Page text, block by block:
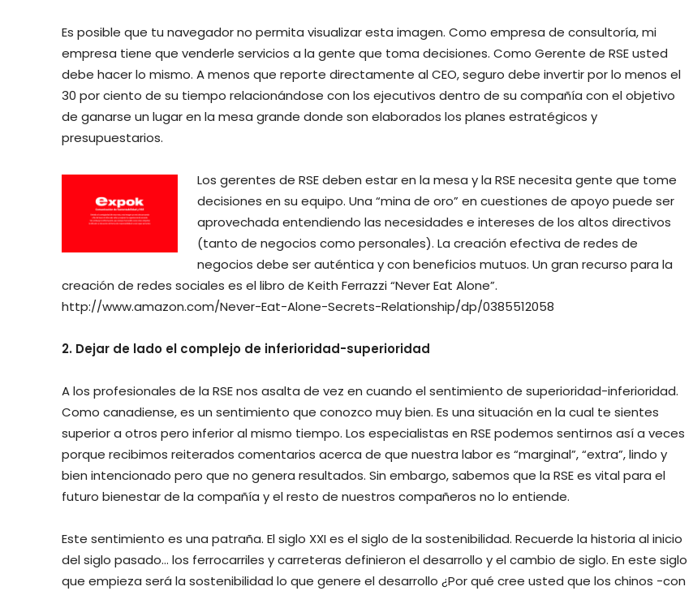
Es posible que tu navegador no permita visualizar esta imagen. Como empresa de consultoría, mi
empresa tiene que venderle servicios a la gente que toma decisiones. Como Gerente de RSE usted
debe hacer lo mismo. A menos que reporte directamente al CEO, seguro debe invertir por lo menos el
30 por ciento de su tiempo relacionándose con los ejecutivos dentro de su compañía con el objetivo
de ganarse un lugar en la mesa grande donde son elaborados los planes estratégicos y
presupuestarios.
Los gerentes de RSE deben estar en la mesa y la RSE necesita gente que tome
decisiones en su equipo. Una “mina de oro” en cuestiones de apoyo puede ser
aprovechada entendiendo las necesidades e intereses de los altos directivos
(tanto de negocios como personales). La creación efectiva de redes de
negocios debe ser auténtica y con beneficios mutuos. Un gran recurso para la
creación de redes sociales es el libro de Keith Ferrazzi “Never Eat Alone”.
http://www.amazon.com/Never-Eat-Alone-Secrets-Relationship/dp/0385512058
2. Dejar de lado el complejo de inferioridad-superioridad
A los profesionales de la RSE nos asalta de vez en cuando el sentimiento de superioridad-inferioridad.
Como canadiense, es un sentimiento que conozco muy bien. Es una situación en la cual te sientes
superior a otros pero inferior al mismo tiempo. Los especialistas en RSE podemos sentirnos así a veces
porque recibimos reiterados comentarios acerca de que nuestra labor es “marginal”, “extra”, lindo y
bien intencionado pero que no genera resultados. Sin embargo, sabemos que la RSE es vital para el
futuro bienestar de la compañía y el resto de nuestros compañeros no lo entiende.
Este sentimiento es una patraña. El siglo XXI es el siglo de la sostenibilidad. Recuerde la historia al inicio
del siglo pasado… los ferrocarriles y carreteras definieron el desarrollo y el cambio de siglo. En este siglo
que empieza será la sostenibilidad lo que genere el desarrollo ¿Por qué cree usted que los chinos -con